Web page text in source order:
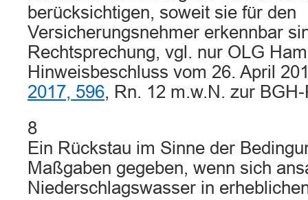
berücksichtigen, soweit sie für den
Versicherungsnehmer erkennbar
Rechtsprechung, vgl. nur OLG
Hinweisbeschluss vom 26. April
2017, 596, Rn. 12 m.w.N. zur
8
Ein Rückstau im Sinne der
Maßgaben gegeben, wenn sich
Niederschlagswasser in